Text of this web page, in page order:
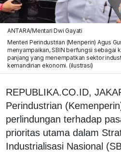
ANTARA/Mentari Dwi Gayati
Menteri Perindustrian (Menperin) Agus
menyampaikan, SBIN berfungsi sebagai
panjang yang menempatkan sektor
kemandirian ekonomi. (ilustrasi)
REPUBLIKA.CO.ID,
Perindustrian
perlindungan terhadap
prioritas utama dalam
Industrialisasi Nasional